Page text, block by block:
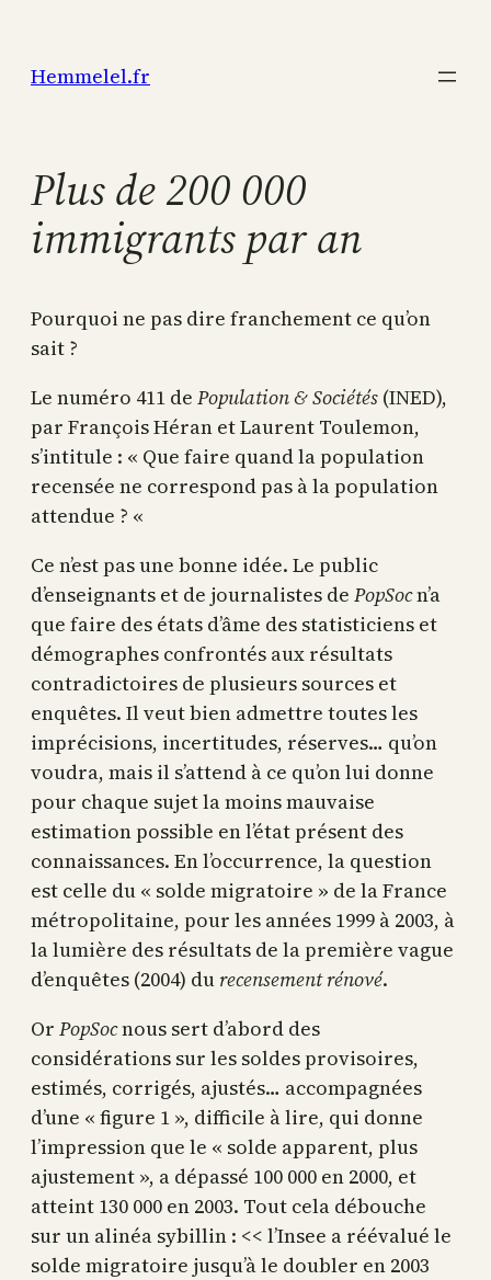
contenu
Hemmelel.fr
Plus de 200 000
immigrants par an
Pourquoi ne pas dire franchement ce qu’on
sait ?
Le numéro 411 de Population & Sociétés (INED),
par François Héran et Laurent Toulemon,
s’intitule : « Que faire quand la population
recensée ne correspond pas à la population
attendue ? «
Ce n’est pas une bonne idée. Le public
d’enseignants et de journalistes de PopSocn’a
que faire des états d’âme des statisticiens et
démographes confrontés aux résultats
contradictoires de plusieurs sources et
enquêtes. Il veut bien admettre toutes les
imprécisions, incertitudes, réserves… qu’on
voudra, mais il s’attend à ce qu’on lui donne
pour chaque sujet la moins mauvaise
estimation possible en l’état présent des
connaissances. En l’occurrence, la question
est celle du « solde migratoire » de la France
métropolitaine, pour les années 1999 à 2003, à
la lumière des résultats de la première vague
d’enquêtes (2004) du recensement rénové.
Or PopSocnous sert d’abord des
considérations sur les soldes provisoires,
estimés, corrigés, ajustés… accompagnées
d’une « figure 1 », difficile à lire, qui donne
l’impression que le « solde apparent, plus
ajustement », a dépassé 100 000 en 2000, et
atteint 130 000 en 2003. Tout cela débouche
sur un alinéa sybillin : << l’Insee a réévalué le
solde migratoire jusqu’à le doubler en 2003